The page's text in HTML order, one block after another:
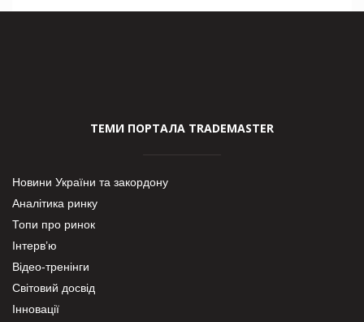
ТЕМИ ПОРТАЛА TRADEMASTER
Новини України та закордону
Аналітика ринку
Топи про ринок
Інтерв’ю
Відео-тренінги
Світовий досвід
Інновації